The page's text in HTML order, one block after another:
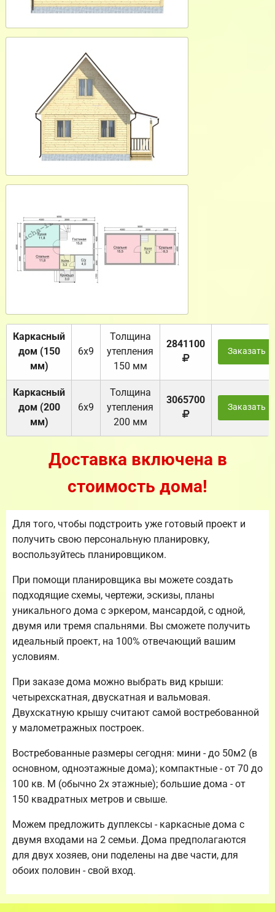
Каркасный
дом (150
мм)
6х9
Толщина
утепления
150 мм
2841100
Заказать
Каркасный
дом (200
мм)
6х9
Толщина
утепления
200 мм
3065700
Заказать
Доставка включена в
стоимость дома!
Для того, чтобы подстроить уже готовый проект и
получить свою персональную планировку,
воспользуйтесь планировщиком.
При помощи планировщика вы можете создать
подходящие схемы, чертежи, эскизы, планы
уникального дома с эркером, мансардой, с одной,
двумя или тремя спальнями. Вы сможете получить
идеальный проект, на 100% отвечающий вашим
условиям.
При заказе дома можно выбрать вид крыши:
четырехскатная, двускатная и вальмовая.
Двухскатную крышу считают самой востребованной
у малометражных построек.
Востребованные размеры сегодня: мини - до 50м2 (в
основном, одноэтажные дома); компактные - от 70 до
100 кв. М (обычно 2х этажные); большие дома - от
150 квадратных метров и свыше.
Можем предложить дуплексы - каркасные дома с
двумя входами на 2 семьи. Дома предполагаются
для двух хозяев, они поделены на две части, для
обоих половин - свой вход.